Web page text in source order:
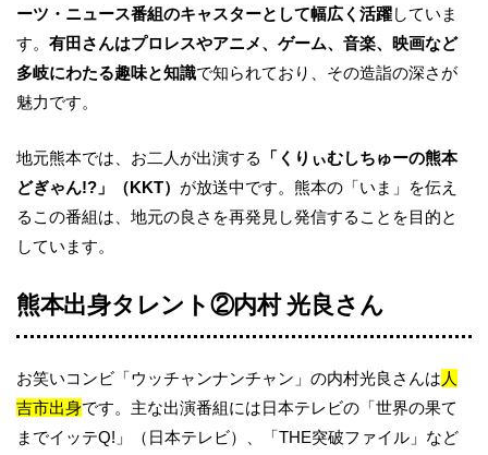
ーツ・ニュース番組のキャスターとして幅広く活躍していま
す。 有田さんはプロレスやアニメ、ゲーム、音楽、映画など
多岐にわたる趣味と知識で知られており、その造詣の深さが
魅力です。
地元熊本では、お二人が出演する
「くりぃむしちゅーの熊本
どぎゃん!?」（KKT） が放送中です。熊本の「いま」を伝え
るこの番組は、地元の良さを再発見し発信することを目的と
しています。
熊本出身タレント②内村 光良さん
お笑いコンビ「ウッチャンナンチャン」の内村光良さんは 人
吉市出身です。主な出演番組には日本テレビの「世界の果て
までイッテQ!」（日本テレビ）、「THE突破ファイル」など